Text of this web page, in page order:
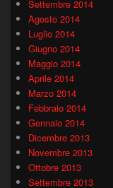
Settembre 2014
Agosto 2014
Luglio 2014
Giugno 2014
Maggio 2014
Aprile 2014
Marzo 2014
Febbraio 2014
Gennaio 2014
Dicembre 2013
Novembre 2013
Ottobre 2013
Settembre 2013